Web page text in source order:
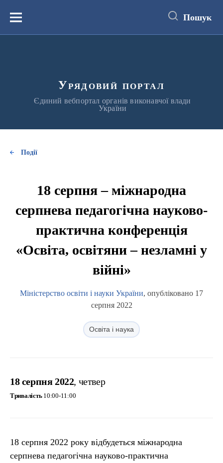
вмістуМеню Пошук
Урядовий портал
Єдиний вебпортал органів виконавчої влади
України
Події
18 серпня – міжнародна
серпнева педагогічна науково-
практична конференція
«Освіта, освітяни – незламні у
війні»
Міністерство освіти і науки України, опубліковано 17
серпня 2022
Освіта і наука
18 серпня 2022, четвер
Тривалість10:00-11:00
18 серпня 2022 року відбудеться міжнародна
серпнева педагогічна науково-практична